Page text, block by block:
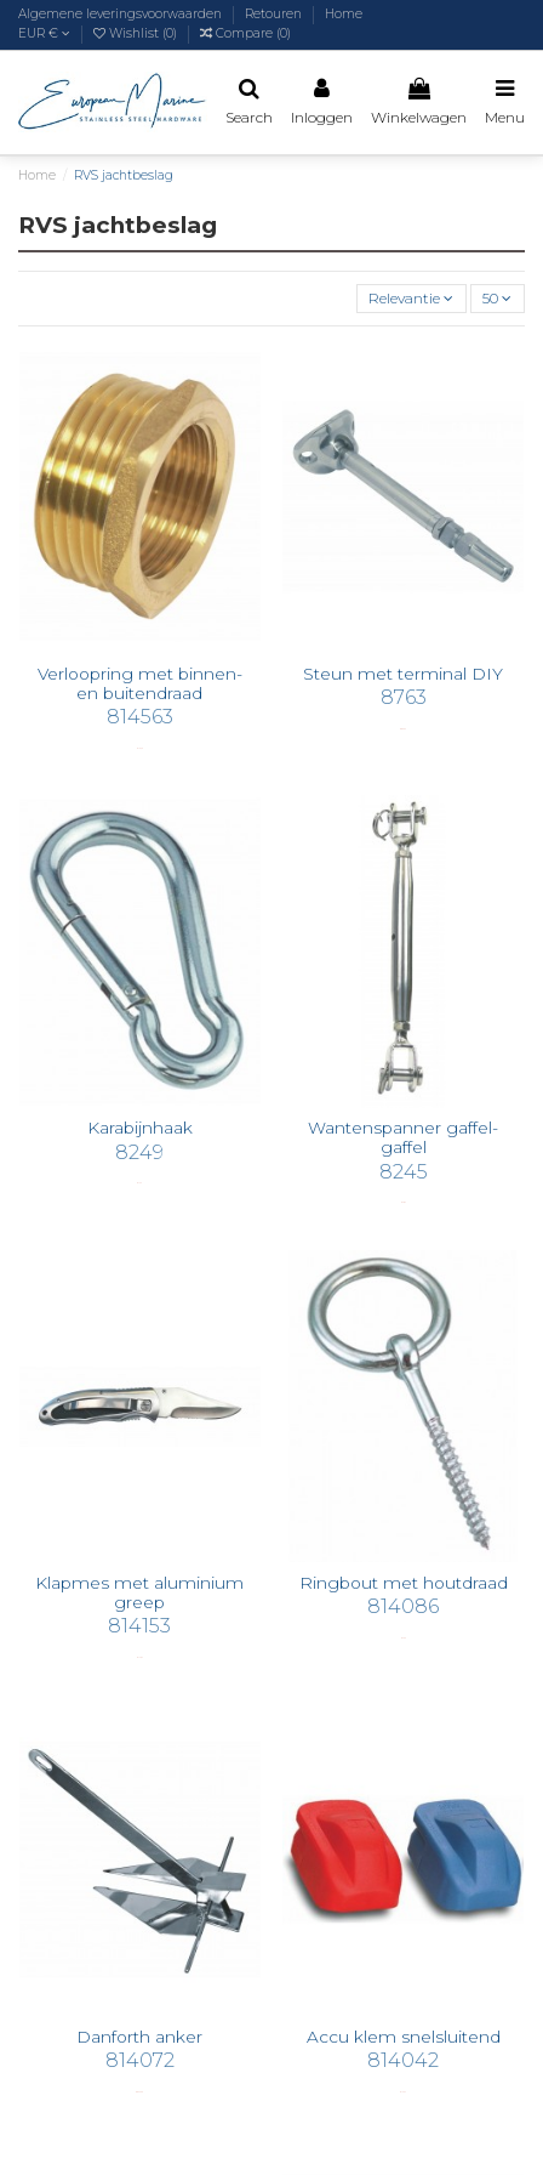
Algemene leveringsvoorwaarden Retouren
Home
EUR €
Wishlist (0) Compare (0)
Search Inloggen Winkelwagen Menu
Home RVS jachtbeslag
RVS jachtbeslag
Relevantie 50
Verloopring met binnen-
en buitendraad
814563
Steun met terminal DIY
8763
Karabijnhaak
8249
Wantenspanner gaffel-
gaffel
8245
Klapmes met aluminium
greep
814153
Ringbout met houtdraad
814086
Danforth anker
814072
Accu klem snelsluitend
814042